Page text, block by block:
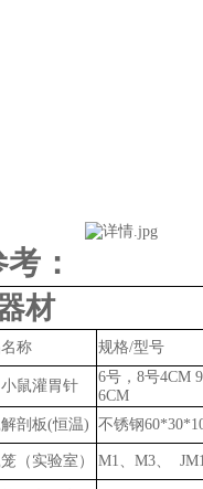
：
材
称 规格/型号
鼠灌胃针
6号，8号4CM
6CM
解剖板(恒温) 不锈钢
（实验室） M1、M3、